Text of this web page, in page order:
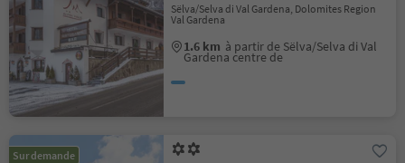
Sëlva/Selva di Val Gardena, Dolomites Region
Val Gardena
1.6 km à partir de Sëlva/Selva di Val
Gardena centre de
Sur demande